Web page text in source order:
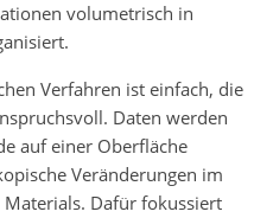
volumetrisch in
Verfahren ist einfach, die
Daten werden
auf einer Oberfläche
Veränderungen im
Dafür fokussiert